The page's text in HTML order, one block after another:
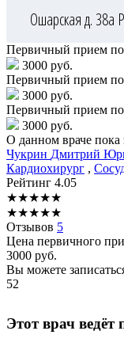
Ошарская д. 38а
Первичный прием по
3000 руб.
Первичный прием по
3000 руб.
Первичный прием
3000 руб.
О данном враче пока
Чукрин Дмитрий
Кардиохирург ,
Рейтинг 4.05
★★★★★
★★★★★
Отзывов 5
Цена первичного
3000 руб.
Вы можете
52
Этот врач